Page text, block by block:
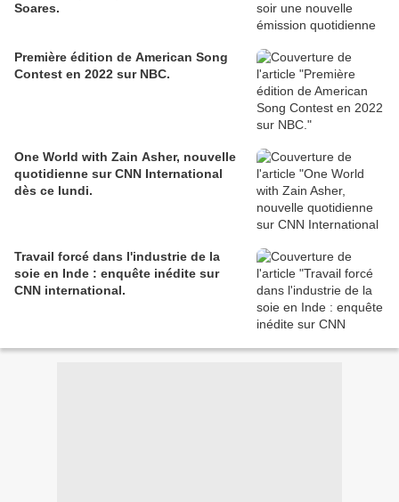
Soares.
Première édition de American Song
Contest en 2022 sur NBC.
One World with Zain Asher, nouvelle
quotidienne sur CNN International
dès ce lundi.
Travail forcé dans l'industrie de la
soie en Inde : enquête inédite sur
CNN international.